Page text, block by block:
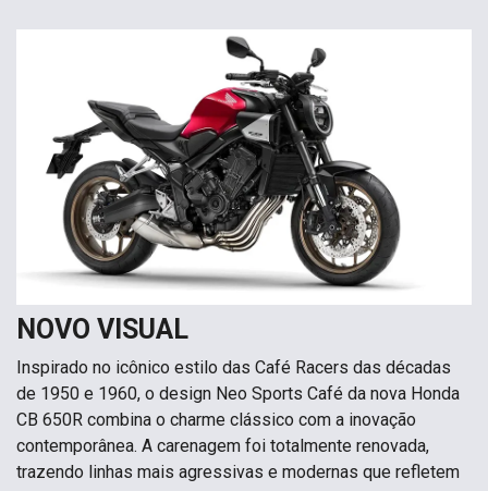
NOVO VISUAL
Inspirado no icônico estilo das Café Racers das décadas
de 1950 e 1960, o design Neo Sports Café da nova Honda
CB 650R combina o charme clássico com a inovação
contemporânea. A carenagem foi totalmente renovada,
trazendo linhas mais agressivas e modernas que refletem